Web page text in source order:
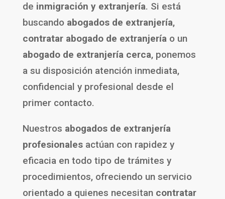
de inmigración y extranjería. Si está
buscando abogados de extranjería,
contratar abogado de extranjeríao un
abogado de extranjería cerca, ponemos
a su disposición atención inmediata,
confidencial y profesional desde el
primer contacto.
Nuestros abogados de extranjería
profesionalesactúan con rapidez y
eficacia en todo tipo de trámites y
procedimientos, ofreciendo un servicio
orientado a quienes necesitan contratar